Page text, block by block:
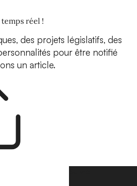
réel !
des projets législatifs, des
pour être notifié
un article.